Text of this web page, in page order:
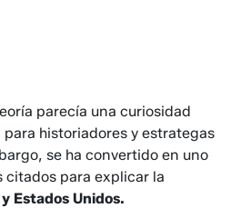
parecía una curiosidad
historiadores y estrategas
se ha convertido en uno
citados para explicar la
Estados Unidos.